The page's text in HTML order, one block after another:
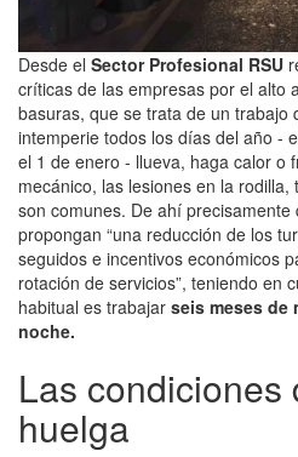
Desde el Sector Profesional RSU
críticas de las empresas por el alto
basuras, que se trata de un trabajo
intemperie todos los días del año -
el 1 de enero - llueva, haga calor o
mecánico, las lesiones en la
son comunes. De ahí
propongan “una reducción de los
seguidos e incentivos económicos
rotación de servicios”, teniendo en
habitual es trabajar seis meses de
noche.
Las condiciones
huelga